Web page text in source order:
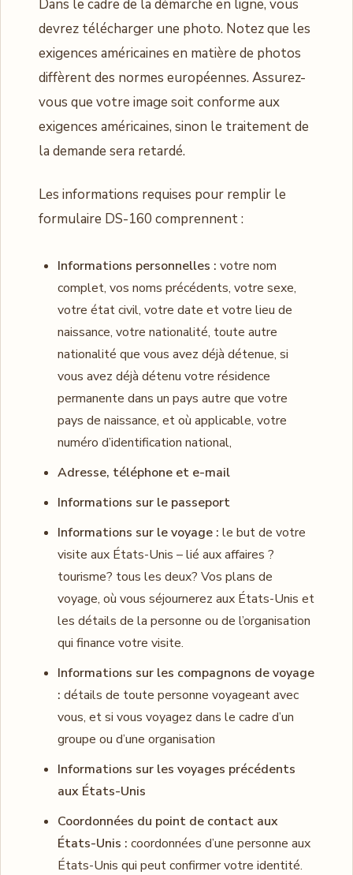
Dans le cadre de la démarche en ligne, vous
devrez télécharger une photo. Notez que les
exigences américaines en matière de photos
diffèrent des normes européennes. Assurez-
vous que votre image soit conforme aux
exigences américaines, sinon le traitement de
la demande sera retardé.
Les informations requises pour remplir le
formulaire DS-160 comprennent :
Informations personnelles : votre nom
complet, vos noms précédents, votre sexe,
votre état civil, votre date et votre lieu de
naissance, votre nationalité, toute autre
nationalité que vous avez déjà détenue, si
vous avez déjà détenu votre résidence
permanente dans un pays autre que votre
pays de naissance, et où applicable, votre
numéro d’identification national,
Adresse, téléphone et e-mail
Informations sur le passeport
Informations sur le voyage : le but de votre
visite aux États-Unis – lié aux affaires ?
tourisme? tous les deux? Vos plans de
voyage, où vous séjournerez aux États-Unis et
les détails de la personne ou de l’organisation
qui finance votre visite.
Informations sur les compagnons de voyage
: détails de toute personne voyageant avec
vous, et si vous voyagez dans le cadre d’un
groupe ou d’une organisation
Informations sur les voyages précédents
aux États-Unis
Coordonnées du point de contact aux
États-Unis : coordonnées d’une personne aux
États-Unis qui peut confirmer votre identité.